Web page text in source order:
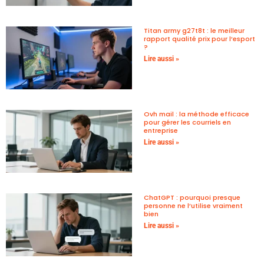
Titan army g27t8t : le meilleur
rapport qualité prix pour l’esport
?
Lire aussi »
Ovh mail : la méthode efficace
pour gérer les courriels en
entreprise
Lire aussi »
ChatGPT : pourquoi presque
personne ne l’utilise vraiment
bien
Lire aussi »